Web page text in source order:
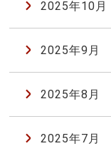
2025年10月
2025年9月
2025年8月
2025年7月